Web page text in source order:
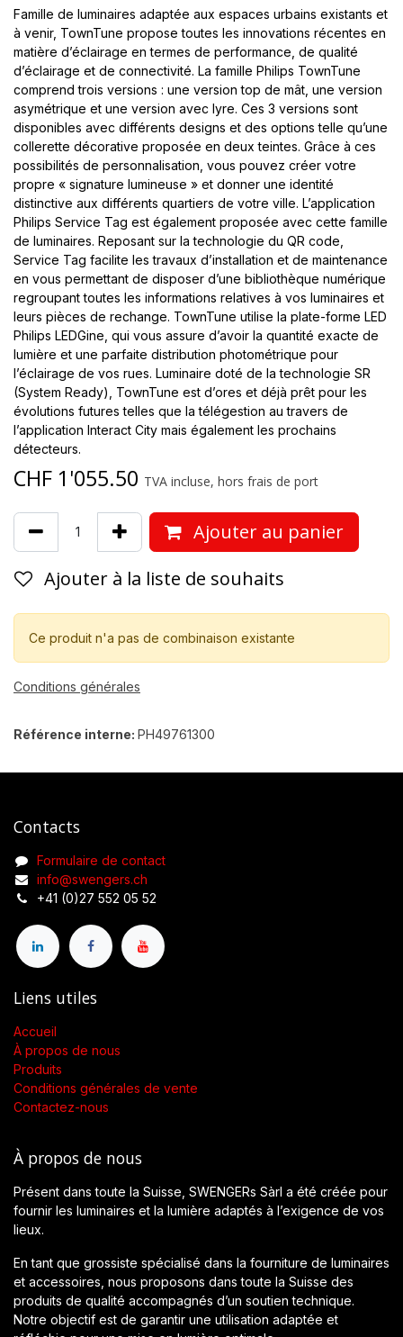
Famille de luminaires adaptée aux espaces urbains existants et
à venir, TownTune propose toutes les innovations récentes en
matière d’éclairage en termes de performance, de qualité
d’éclairage et de connectivité. La famille Philips TownTune
comprend trois versions : une version top de mât, une version
asymétrique et une version avec lyre. Ces 3 versions sont
disponibles avec différents designs et des options telle qu’une
collerette décorative proposée en deux teintes. Grâce à ces
possibilités de personnalisation, vous pouvez créer votre
propre « signature lumineuse » et donner une identité
distinctive aux différents quartiers de votre ville. L’application
Philips Service Tag est également proposée avec cette famille
de luminaires. Reposant sur la technologie du QR code,
Service Tag facilite les travaux d’installation et de maintenance
en vous permettant de disposer d’une bibliothèque numérique
regroupant toutes les informations relatives à vos luminaires et
leurs pièces de rechange. TownTune utilise la plate-forme LED
Philips LEDGine, qui vous assure d’avoir la quantité exacte de
lumière et une parfaite distribution photométrique pour
l’éclairage de vos rues. Luminaire doté de la technologie SR
(System Ready), TownTune est d’ores et déjà prêt pour les
évolutions futures telles que la télégestion au travers de
l’application Interact City mais également les prochains
détecteurs.
CHF 1'055.50 TVA incluse, hors frais de port
Ajouter au panier
Ajouter à la liste de souhaits
Ce produit n'a pas de combinaison existante
Conditions générales
Référence interne: PH49761300
Contacts
Formulaire de contact
info@swengers.ch
+41 (0)27 552 05 52
Liens utiles
Accueil
À propos de nous
Produits
Conditions générales de vente
Contactez-nous
À propos de nous
Présent dans toute la Suisse, SWENGERs Sàrl a été créée pour
fournir les luminaires et la lumière adaptés à l’exigence de vos
lieux.
En tant que grossiste spécialisé dans la fourniture de luminaires
et accessoires, nous proposons dans toute la Suisse des
produits de qualité accompagnés d’un soutien technique.
Notre objectif est de garantir une utilisation adaptée et